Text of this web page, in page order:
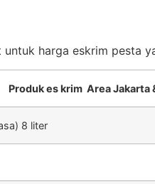
harga eskrim pesta
Produk es krim Area Jakarta
8 liter